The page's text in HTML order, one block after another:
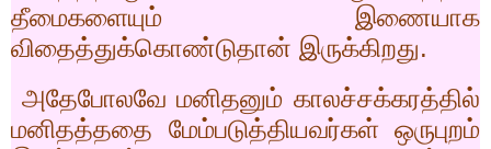
தீமைகளையும் இணையாக
விதைத்துக்கொண்டுதான் இருக்கிறது.
அதேபோலவே மனிதனும் காலச்சக்கரத்தில்
மனிதத்ததை மேம்படுத்தியவர்கள் ஒருபுறம்